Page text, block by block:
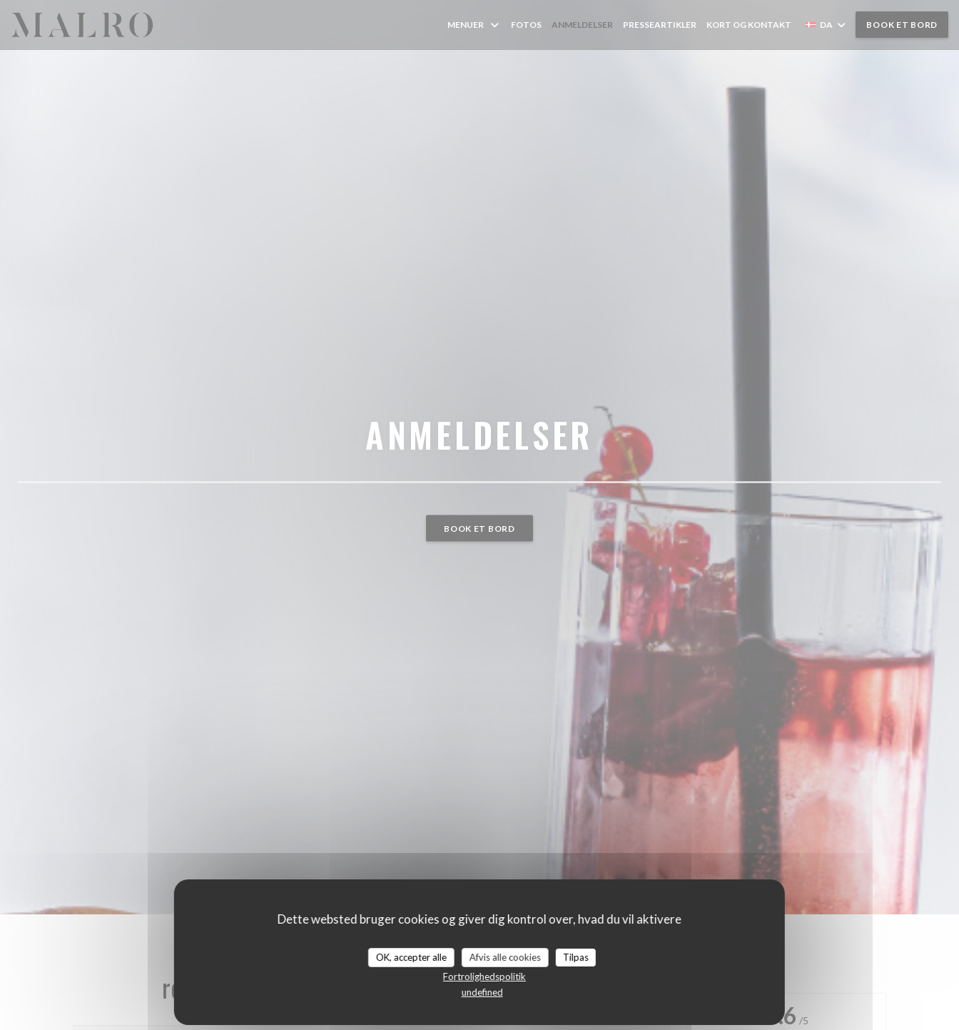
Dette websted bruger cookies og giver dig kontrol over, hvad du vil aktivere
OK, accepter alle Afvis alle cookies
Tilpas
Fortrolighedspolitik
undefined
MENUER FOTOS ANMELDELSER PRESSEARTIKLER KORT OG KONTAKT DA BOOK ET BORD
ANMELDELSER
BOOK ET BORD
reviews_from_our_clients_following_booking
4.6 /5